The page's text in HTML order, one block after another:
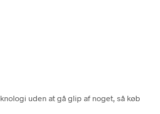
uden at gå glip af noget, så køb